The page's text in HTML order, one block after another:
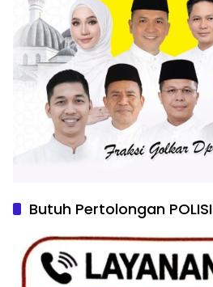
Butuh Pertolongan POLISI